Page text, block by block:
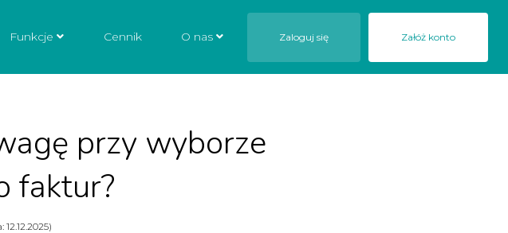
Funkcje Cennik O nas Zaloguj się Załóż konto
przy wyborze
faktur?